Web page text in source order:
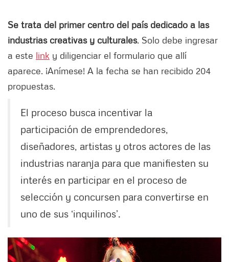
Se trata del primer centro del país dedicado a las
industrias creativas y culturales. Solo debe ingresar
a este link y diligenciar el formulario que allí
aparece. ¡Anímese! A la fecha se han recibido 204
propuestas.
El proceso busca incentivar la
participación de emprendedores,
diseñadores, artistas y otros actores de las
industrias naranja para que manifiesten su
interés en participar en el proceso de
selección y concursen para convertirse en
uno de sus ‘inquilinos’.